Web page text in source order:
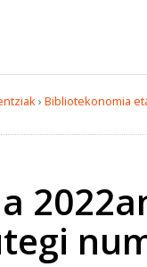
› Bibliotekonomia